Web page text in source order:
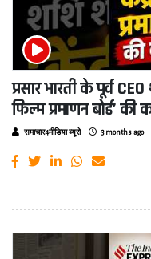
प्रसार भारती के पूर्व
फिल्म प्रमाणन बोर्ड’ की
समाचार4मीडिया ब्यूरो 3 months ago